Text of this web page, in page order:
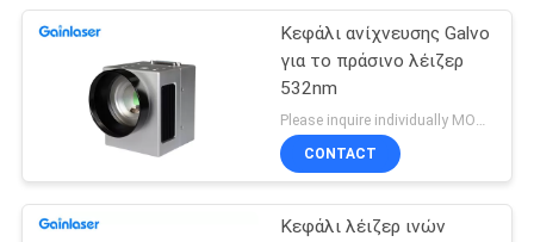
Κεφάλι ανίχνευσης Galvo
για το πράσινο λέιζερ
532nm
Please inquire individually MOQ:1
CONTACT
Κεφάλι λέιζερ ινών